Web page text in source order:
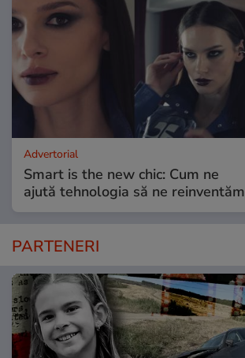
Advertorial
Smart is the new chic: Cum ne
ajută tehnologia să ne reinventăm
PARTENERI